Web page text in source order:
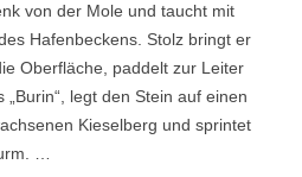
von der Mole und taucht mit
Hafenbeckens. Stolz bringt er
Oberfläche, paddelt zur Leiter
legt den Stein auf einen
Kieselberg und sprintet
…